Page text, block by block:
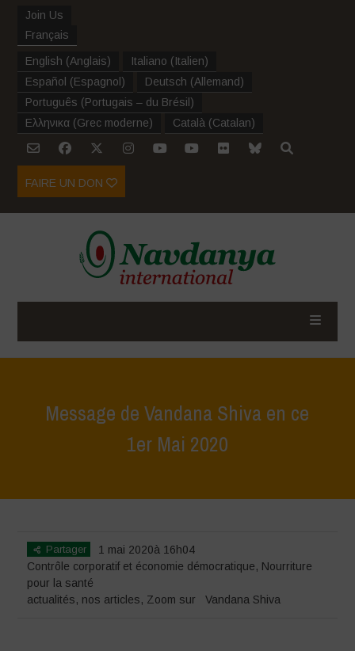
Join Us
Français
English (Anglais) Italiano (Italien)
Español (Espagnol ) Deutsch (Allemand)
Português (Portugais – du Brésil )
Ελληνικα (Grec moderne) Català (Catalan)
FAIRE UN DON
Message de Vandana Shiva en ce
1er Mai 2020
Partager
1 mai 2020à 16h04
Contrôle corporatif et économie démocratique, Nourriture
pour la santé
actualités, nos articles, Zoom sur Vandana Shiva